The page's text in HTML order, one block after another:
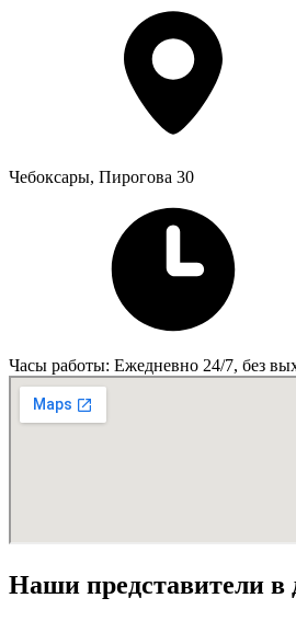
Чебоксары, Пирогова 30
Часы работы: Ежедневно 24/7, без
Наши представители в